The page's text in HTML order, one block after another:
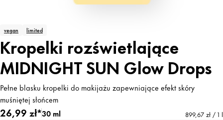
vegan limited
Kropelki rozświetlające
MIDNIGHT SUN Glow Drops
Pełne blasku kropelki do makijażu zapewniające efekt skóry
muśniętej słońcem
26,99 zł*30 ml 899,67 zł / 1 l